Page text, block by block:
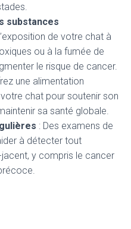
substances
de votre chat à
ou à la fumée de
le risque de cancer.
une alimentation
chat pour soutenir son
sa santé globale.
: Des examens de
à détecter tout
y compris le cancer